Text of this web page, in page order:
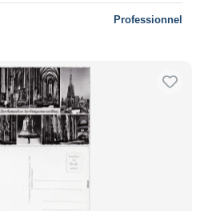
Professionnel